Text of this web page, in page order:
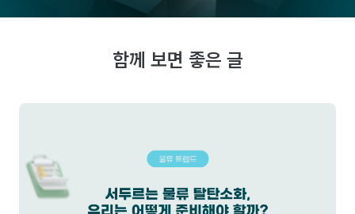
함께 보면 좋은 글